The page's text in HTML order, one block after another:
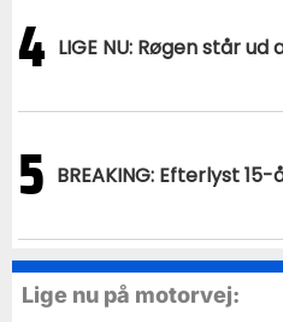
4 LIGE NU: Røgen står
5 BREAKING: Efterlyst
Lige nu på motorvej: